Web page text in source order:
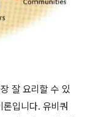
잘 요리할 수 있
입니다. 유비쿼